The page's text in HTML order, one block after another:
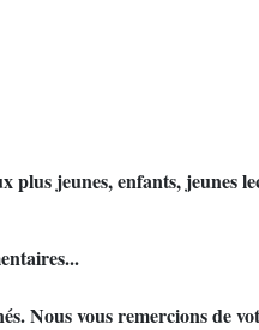
jeunes, enfants, jeunes
Nous vous remercions de